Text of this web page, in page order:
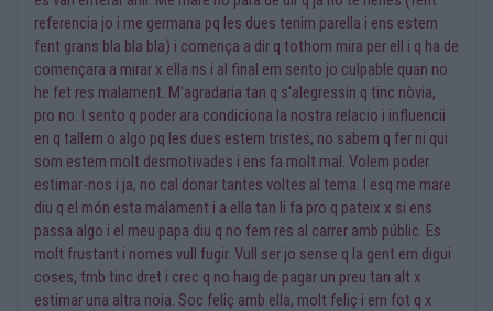
referencia jo i me germana pq les dues tenim parella i ens estem
fent grans bla bla bla) i comença a dir q tothom mira per ell i q ha de
començara a mirar x ella ns i al final em sento jo culpable quan no
he fet res malament. M'agradaria tan q s'alegressin q tinc nòvia,
pro no. I sento q poder ara condiciona la nostra relacio i influencii
en q tallem o algo pq les dues estem tristes, no sabem q fer ni qui
som estem molt desmotivades i ens fa molt mal. Volem poder
estimar-nos i ja, no cal donar tantes voltes al tema. I esq me mare
diu q el món esta malament i a ella tan li fa pro q pateix x si ens
passa algo i el meu papa diu q no fem res al carrer amb públic. Es
molt frustant i nomes vull fugir. Vull ser jo sense q la gent em digui
coses, tmb tinc dret i crec q no haig de pagar un preu tan alt x
estimar una altra noia. Soc feliç amb ella, molt feliç i em fot q x